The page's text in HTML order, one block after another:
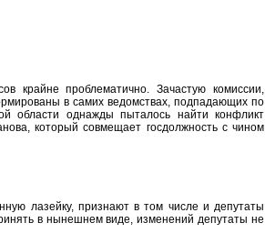
крайне проблематично. Зачастую комиссии,
в самих ведомствах, подпадающих по
области однажды пыталось найти конфликт
который совмещает госдолжность с чином
лазейку, признают в том числе и депутаты
в нынешнем виде, изменений депутаты не